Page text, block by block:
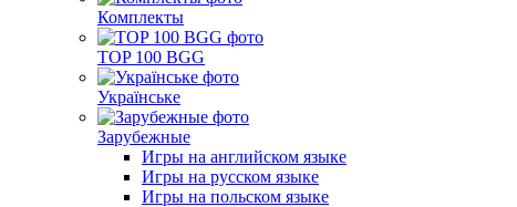
Комплекты
TOP 100 BGG
Українське
Зарубежные
Игры на английском языке
Игры на русском языке
Игры на польском языке